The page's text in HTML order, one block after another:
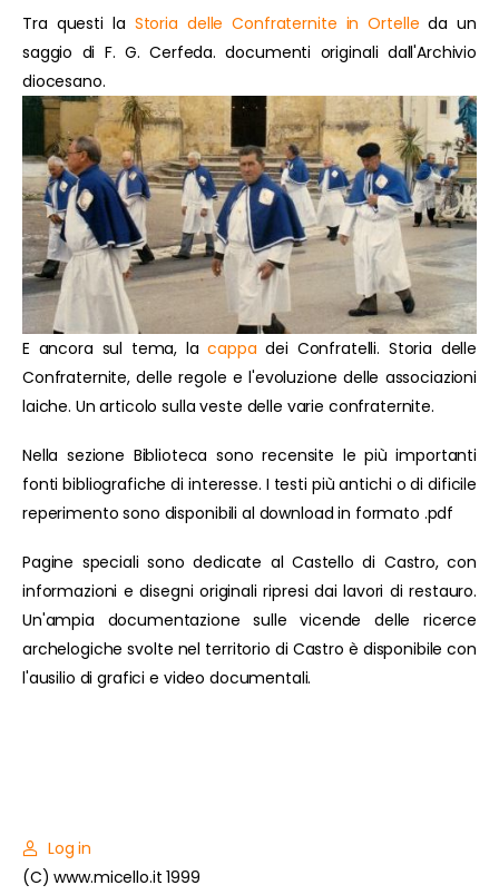
Tra questi la Storia delle Confraternite in Ortelle da un
saggio di F. G. Cerfeda. documenti originali dall'Archivio
diocesano.
E ancora sul tema, lacappa dei Confratelli. Storia delle
Confraternite, delle regole e l'evoluzione delle associazioni
laiche. Un articolo sulla veste delle varie confraternite.
Nella sezione Biblioteca sono recensite le più importanti
fonti bibliografiche di interesse. I testi più antichi o di dificile
reperimento sono disponibili al download in formato .pdf
Pagine speciali sono dedicate al Castello di Castro, con
informazioni e disegni originali ripresi dai lavori di restauro.
Un'ampia documentazione sulle vicende delle ricerce
archelogiche svolte nel territorio di Castro è disponibile con
l'ausilio di grafici e video documentali.
Log in
(C) www.micello.it 1999